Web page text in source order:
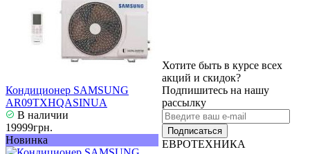
Кондиционер SAMSUNG
AR09TXHQASINUA
В наличии
19999грн.
Новинка
Хотите быть в курсе всех
акций и скидок?
Подпишитесь на нашу
рассылку
Подписаться
ЕВРОТЕХНИКА